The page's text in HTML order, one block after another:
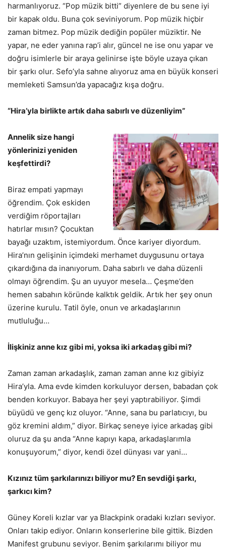
harmanlıyoruz. “Pop müzik bitti” diyenlere de bu sene iyi
bir kapak oldu. Buna çok seviniyorum. Pop müzik hiçbir
zaman bitmez. Pop müzik dediğin popüler müziktir. Ne
yapar, ne eder yanına rap’i alır, güncel ne ise onu yapar ve
doğru isimlerle bir araya gelinirse işte böyle uzaya çıkan
bir şarkı olur. Sefo’yla sahne alıyoruz ama en büyük konseri
memleketi Samsun’da yapacağız kışa doğru.
“Hira’yla birlikte artık daha sabırlı ve düzenliyim”
Annelik size hangi
yönlerinizi yeniden
keşfettirdi?
Biraz empati yapmayı
öğrendim. Çok eskiden
verdiğim röportajları
hatırlar mısın? Çocuktan
bayağı uzaktım, istemiyordum. Önce kariyer diyordum.
Hira’nın gelişinin içimdeki merhamet duygusunu ortaya
çıkardığına da inanıyorum. Daha sabırlı ve daha düzenli
olmayı öğrendim. Şu an uyuyor mesela… Çeşme’den
hemen sabahın köründe kalktık geldik. Artık her şey onun
üzerine kurulu. Tatil öyle, onun ve arkadaşlarının
mutluluğu…
İlişkiniz anne kız gibi mi, yoksa iki arkadaş gibi mi?
Zaman zaman arkadaşlık, zaman zaman anne kız gibiyiz
Hira’yla. Ama evde kimden korkuluyor dersen, babadan çok
benden korkuyor. Babaya her şeyi yaptırabiliyor. Şimdi
büyüdü ve genç kız oluyor. “Anne, sana bu parlatıcıyı, bu
göz kremini aldım,” diyor. Birkaç seneye iyice arkadaş gibi
oluruz da şu anda “Anne kapıyı kapa, arkadaşlarımla
konuşuyorum,” diyor, kendi özel dünyası var yani…
Kızınız tüm şarkılarınızı biliyor mu? En sevdiği şarkı,
şarkıcı kim?
Güney Koreli kızlar var ya Blackpink oradaki kızları seviyor.
Onları takip ediyor. Onların konserlerine bile gittik. Bizden
Manifest grubunu seviyor. Benim şarkılarımı biliyor mu